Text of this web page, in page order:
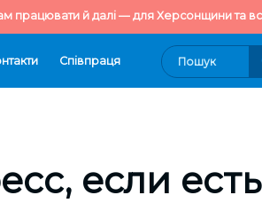
працювати й далі — для Херсонщини та
Cпівпраця
если